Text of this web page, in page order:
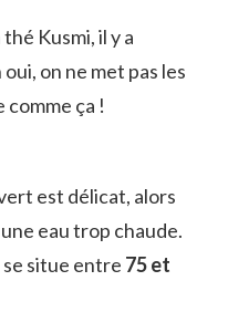
Kusmi, il y a
on ne met pas les
comme ça !
est délicat, alors
eau trop chaude.
situe entre 75 et